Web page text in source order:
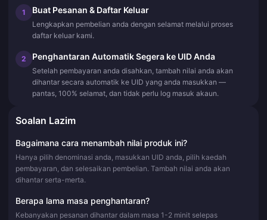
1 Buat Pesanan & Daftar Keluar
Lengkapkan pembelian anda dengan selamat melalui proses
daftar keluar kami.
2 Penghantaran Automatik Segera ke UID Anda
Setelah pembayaran anda disahkan, tambah nilai anda akan
dihantar secara automatik ke UID yang anda masukkan —
pantas, 100% selamat, dan tidak perlu log masuk akaun.
Soalan Lazim
Bagaimana cara menambah nilai produk ini?
Hanya pilih denominasi anda, masukkan UID anda, pilih kaedah
pembayaran, dan selesaikan pembelian. Tambah nilai anda akan
dihantar serta-merta.
Berapa lama masa penghantaran?
Kebanyakan pesanan dihantar dalam masa 1-2 minit selepas